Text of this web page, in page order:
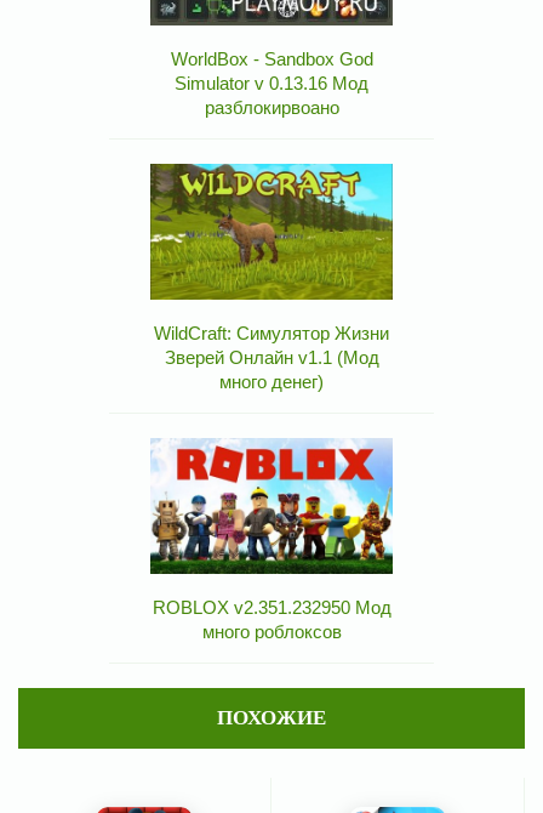
WorldBox - Sandbox God
Simulator v 0.13.16 Мод
разблокирвоано
WildCraft: Симулятор Жизни
Зверей Онлайн v1.1 (Мод
много денег)
ROBLOX v2.351.232950 Мод
много роблоксов
ПОХОЖИЕ